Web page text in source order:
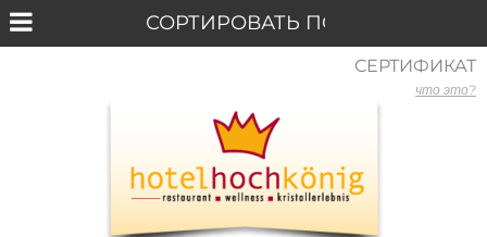
СЕРТИФИКАТ
что это?